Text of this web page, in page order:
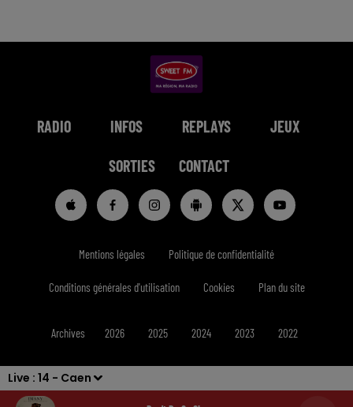
Live : 14 - Caen
RADIO INFOS REPLAYS JEUX
SORTIES CONTACT
Mentions légales Politique de confidentialité
Conditions générales d'utilisation Cookies Plan du site
Archives 2026 2025 2024 2023 2022